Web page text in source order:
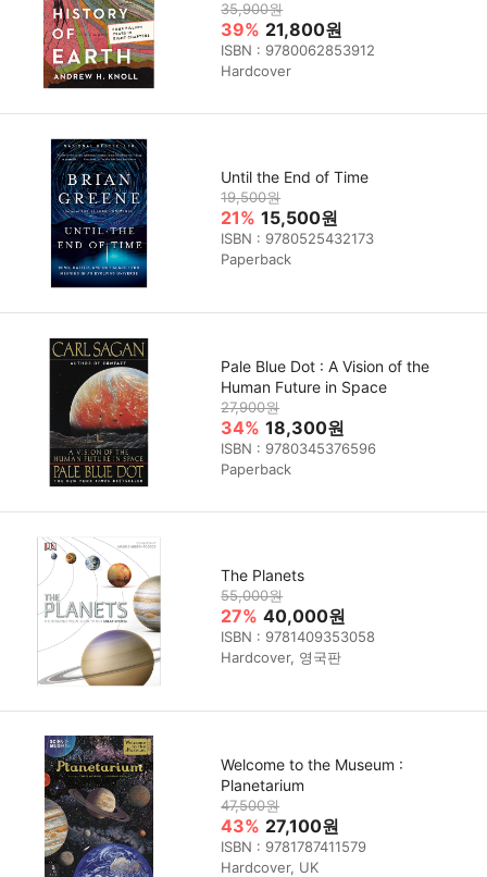
35,900원
39% 21,800원
ISBN : 9780062853912
Hardcover
Until the End of Time
19,500원
21% 15,500원
ISBN : 9780525432173
Paperback
Pale Blue Dot : A Vision of the
Human Future in Space
27,900원
34% 18,300원
ISBN : 9780345376596
Paperback
The Planets
55,000원
27% 40,000원
ISBN : 9781409353058
Hardcover, 영국판
Welcome to the Museum :
Planetarium
47,500원
43% 27,100원
ISBN : 9781787411579
Hardcover, UK